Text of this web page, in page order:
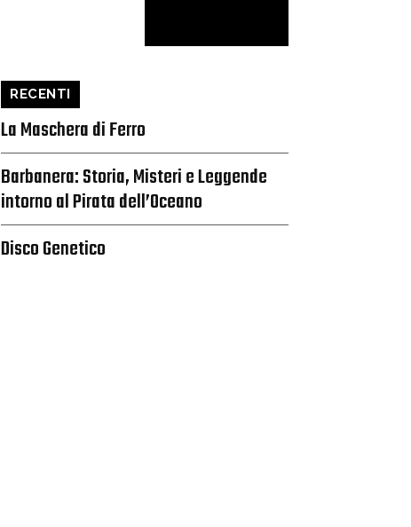
RECENTI
La Maschera di Ferro
Barbanera: Storia, Misteri e Leggende
intorno al Pirata dell’Oceano
Disco Genetico